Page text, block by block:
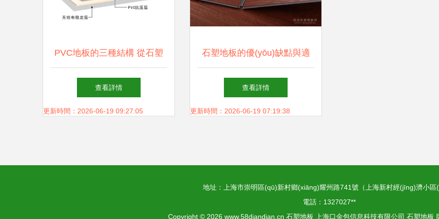
PVC地板的三種結構 從石塑
地板到地板革的專業(yè)解析
查看詳情
更新時間：2026-06-19 09:27:05
石塑地板的優(yōu)缺點與適
用空間解析
查看詳情
更新時間：2026-06-19 07:19:38
地址：上海市崇明區(qū)新村鄉(xiāng)耀州路741號（上海新村經(jīng)濟小區
電話：1327027**
Copyright © 2026 www.58diandian.cn 石塑地板 上海口金包信息科技有限公司 石塑地板